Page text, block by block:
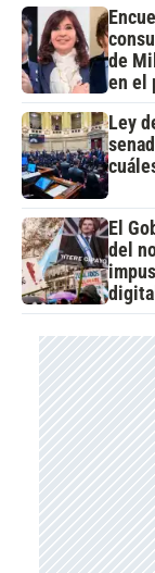
de
en el
Ley
El
del
digital